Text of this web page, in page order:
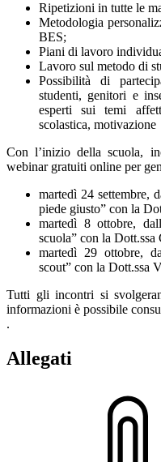
Ripetizioni in tutte le
Metodologia
BES;
Piani di lavoro
Lavoro sul metodo di
Possibilità di
studenti, genitori e
esperti sui temi
scolastica, motivazione
Con l’inizio della scuola,
webinar gratuiti online per
martedì 24 settembre,
piede giusto” con la
martedì 8 ottobre,
scuola” con la
martedì 29 ottobre,
scout” con la Dott.ssa
Tutti gli incontri si
informazioni è possibile
.
Allegati